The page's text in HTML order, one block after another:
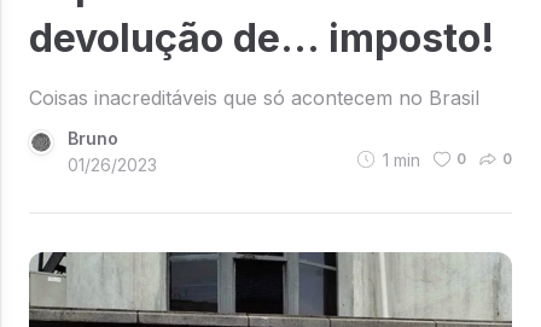
devolução de... imposto!
Coisas inacreditáveis que só acontecem no Brasil
Bruno
01/26/2023
1 min 0 0